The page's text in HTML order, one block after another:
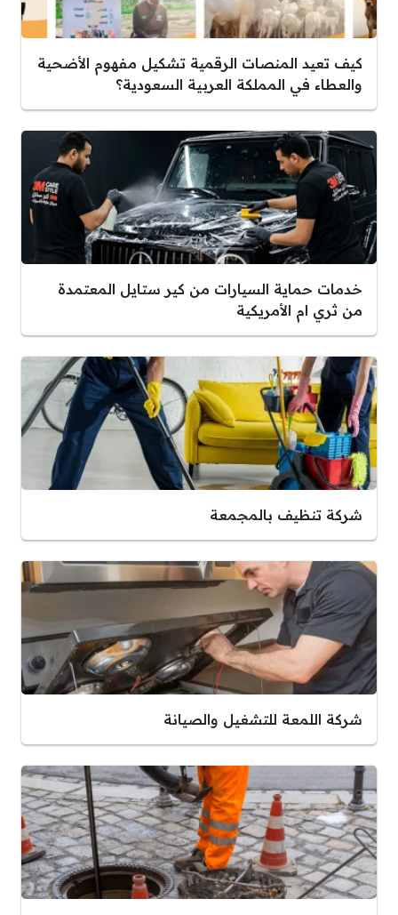
كيف تعيد المنصات الرقمية تشكيل مفهوم الأضحية
والعطاء في المملكة العربية السعودية؟
خدمات حماية السيارات من كير ستايل المعتمدة
من ثري ام الأمريكية
شركة تنظيف بالمجمعة
شركة اللمعة للتشغيل والصيانة